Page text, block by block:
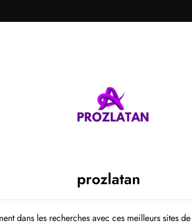
prozlatan
dans les recherches avec ces meilleurs sites